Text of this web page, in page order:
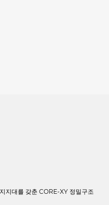
지대를 갖춘 CORE-XY 정밀구조